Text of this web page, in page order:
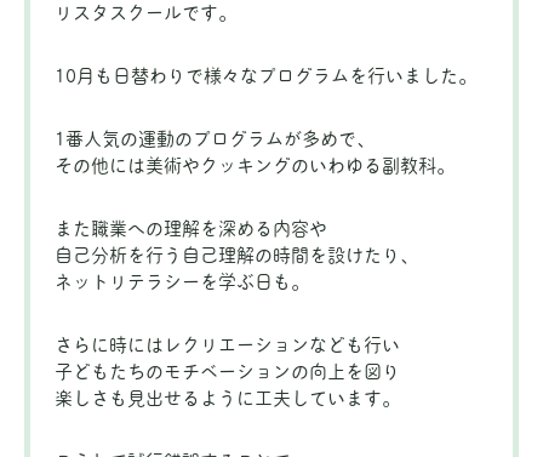
リスタスクールです。
10月も日替わりで様々なプログラムを行いました。
1番人気の運動のプログラムが多めで、
その他には美術やクッキングのいわゆる副教科。
また職業への理解を深める内容や
自己分析を行う自己理解の時間を設けたり、
ネットリテラシーを学ぶ日も。
さらに時にはレクリエーションなども行い
子どもたちのモチベーションの向上を図り
楽しさも見出せるように工夫しています。